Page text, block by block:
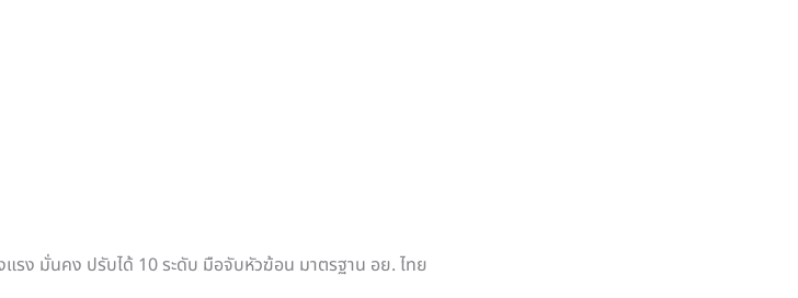
ง มั่นคง ปรับได้ 10 ระดับ มือจับหัวฆ้อน มาตรฐาน อย. ไทย